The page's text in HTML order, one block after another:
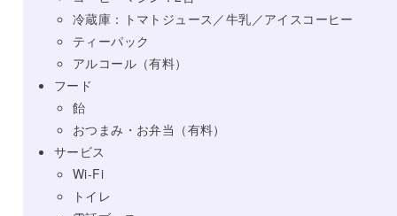
冷蔵庫：トマトジュース／牛乳／アイスコーヒー
ティーパック
アルコール（有料）
フード
飴
おつまみ・お弁当（有料）
サービス
Wi-Fi
トイレ